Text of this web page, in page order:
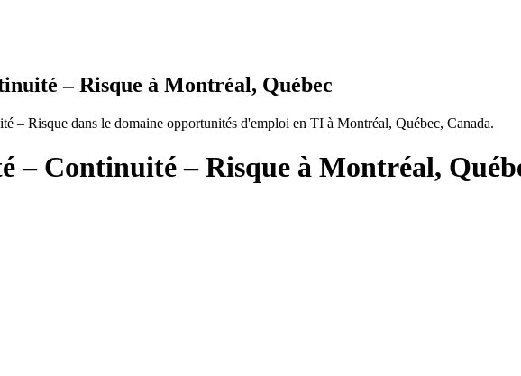
– Risque à Montréal, Québec
– Risque dans le domaine opportunités d'emploi en TI à Montréal, Québec, Canada.
– Continuité – Risque à Montréal,